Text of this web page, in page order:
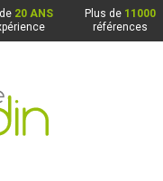
20 ANS
Plus de 11000
références
4 pharmacies :